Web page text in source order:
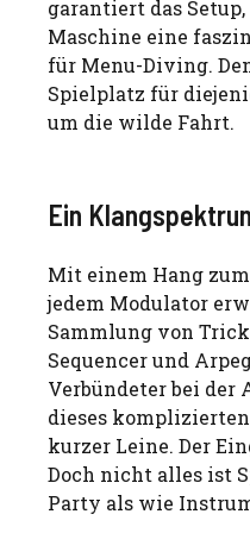
garantiert das
Maschine eine
für Menu-Diving.
Spielplatz für
um die wilde Fahrt.
Ein
Mit einem Hang
jedem Modulator
Sammlung von
Sequencer und
Verbündeter bei der
dieses
kurzer Leine. Der
Doch nicht alles ist
Party als wie